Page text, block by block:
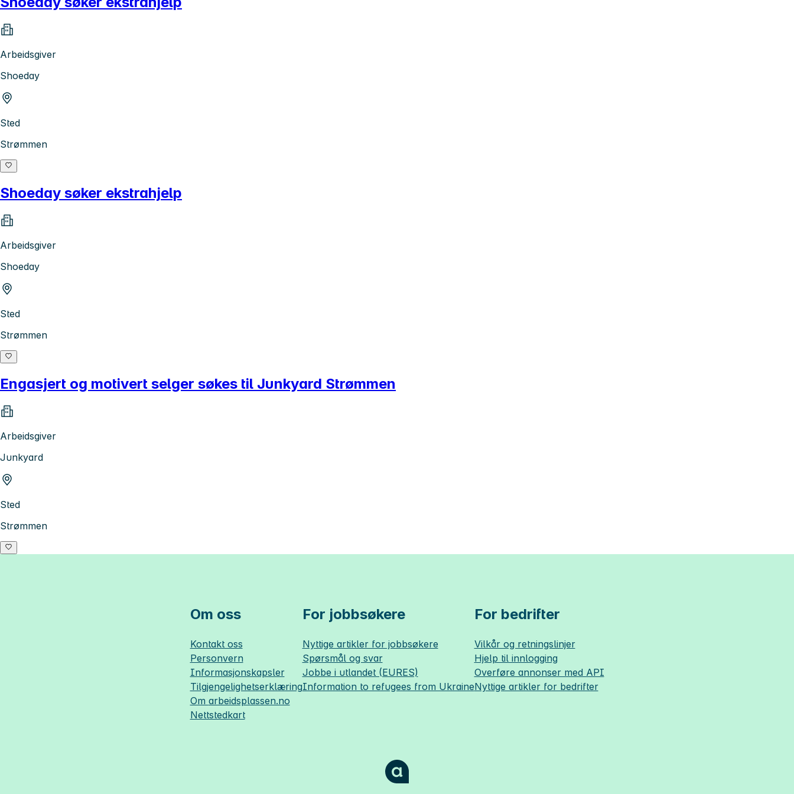
Arbeidsgiver
Shoeday
Sted
Strømmen
Shoeday søker ekstrahjelp
Arbeidsgiver
Shoeday
Sted
Strømmen
Engasjert og motivert selger søkes til Junkyard Strømmen
Arbeidsgiver
Junkyard
Sted
Strømmen
Om oss
Kontakt oss
Personvern
Informasjonskapsler
Tilgjengelighetserklæring
Om arbeidsplassen.no
Nettstedkart
For jobbsøkere
Nyttige artikler for jobbsøkere
Spørsmål og svar
Jobbe i utlandet (EURES)
Information to refugees from Ukraine
For bedrifter
Vilkår og retningslinjer
Hjelp til innlogging
Overføre annonser med API
Nyttige artikler for bedrifter